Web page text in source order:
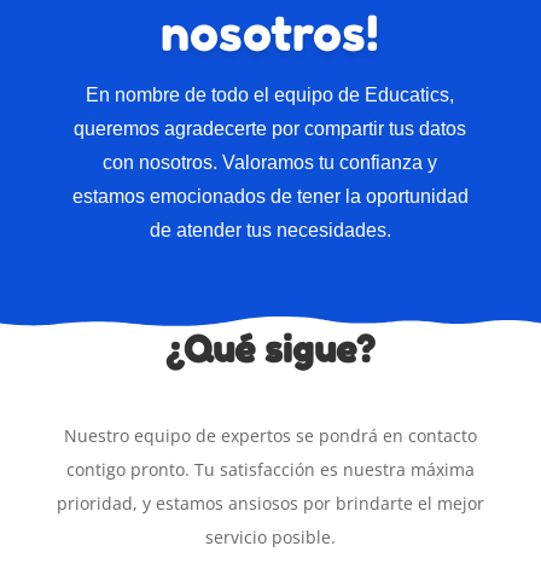
nosotros!
En nombre de todo el equipo de Educatics,
queremos agradecerte por compartir tus datos
con nosotros.Valoramos tu confianza y
estamos emocionados de tener la oportunidad
de atender tus necesidades.
¿Qué sigue?
Nuestro equipo de expertos se pondrá en contacto
contigo pronto. Tu satisfacción es nuestra máxima
prioridad, y estamos ansiosos por brindarte el mejor
servicio posible.